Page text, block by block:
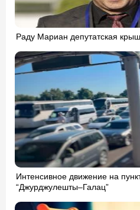
Раду Мариан депутатская
Интенсивное движение на
“Джурджулешты–Галац”